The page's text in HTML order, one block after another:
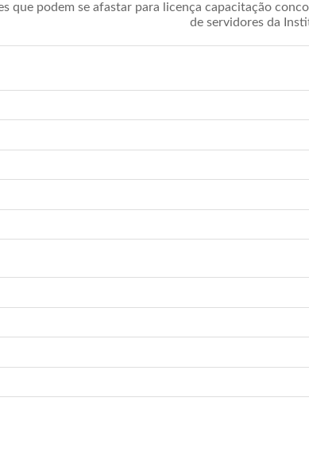
que podem se afastar para licença capacitação
de servidores da